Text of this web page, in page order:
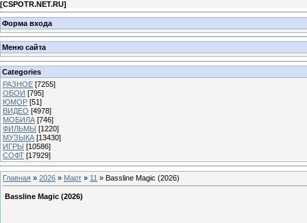
[CSPOTR.NET.RU]
Форма входа
Меню сайта
Categories
РАЗНОЕ [7255]
ОБОИ [795]
ЮМОР [51]
ВИДЕО [4978]
МОБИЛА [746]
ФИЛЬМЫ [1220]
МУЗЫКА [13430]
ИГРЫ [10586]
СОФТ [17929]
Главная » 2026 » Март » 11 » Bassline Magic (2026)
Bassline Magic (2026)